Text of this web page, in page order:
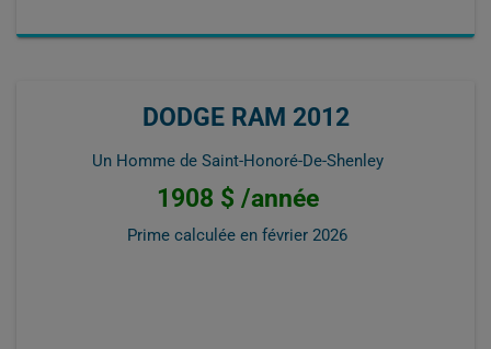
DODGE RAM 2012
Un Homme de Saint-Honoré-De-Shenley
1908 $ /année
Prime calculée en février 2026